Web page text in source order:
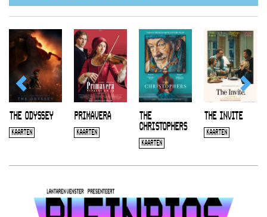
THE ODYSSEY
KAARTEN
PRIMAVERA
KAARTEN
THE
CHRISTOPHERS
KAARTEN
THE INVITE
KAARTEN